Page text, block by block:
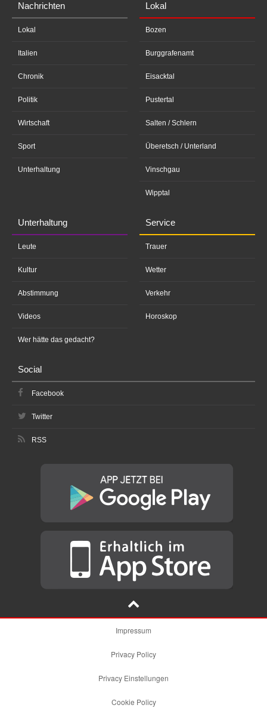
Nachrichten
Lokal
Italien
Chronik
Politik
Wirtschaft
Sport
Unterhaltung
Lokal
Bozen
Burggrafenamt
Eisacktal
Pustertal
Salten / Schlern
Überetsch / Unterland
Vinschgau
Wipptal
Unterhaltung
Leute
Kultur
Abstimmung
Videos
Wer hätte das gedacht?
Service
Trauer
Wetter
Verkehr
Horoskop
Social
Facebook
Twitter
RSS
Impressum
Privacy Policy
Privacy Einstellungen
Cookie Policy